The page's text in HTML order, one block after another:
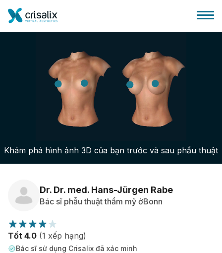
Bác sĩ phẫu thuật
Nền tảng kinh doanh 3D
Gói
Đánh giá của bệnh nhân
Khám phá hình ảnh 3D của bạn trước và sau phẩu thuật
Dr. Dr. med. Hans-Jürgen Rabe
Bác sĩ phẫu thuật thẩm mỹ ởBonn
Tốt 4.0 (1 xếp hạng)
Bác sĩ sử dụng Crisalix đã xác minh